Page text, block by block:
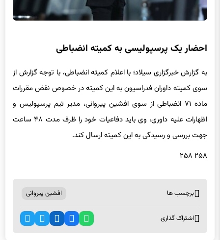
احضار یک پرسپولیسی به کمیته انضباطی
به گزارش خبرگزاری سیلاد؛ با اعلام کمیته انضباطی، با توجه گزارش از
سوی کمیته داوران فدراسیون به این کمیته در خصوص نقض مقررات
ماده ۷۱ انضباطی از سوی افشین پیروانی، مدیر تیم پرسپولیس و
اظهارات علیه داوری، وی باید دفاعیات خود را ظرف مدت ۴۸ ساعت
جهت بررسی و رسیدگی به این کمیته ارسال کند.
۲۵۸ ۲۵۸
برچسب ها افشین پیروانی
اشتراک گذاری